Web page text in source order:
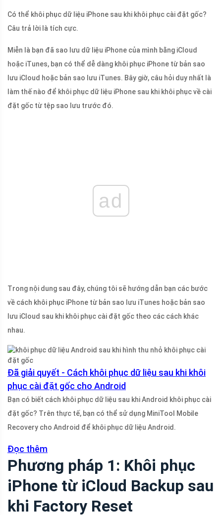
Có thể khôi phục dữ liệu iPhone sau khi khôi phục cài đặt gốc?
Câu trả lời là tích cực.
Miễn là bạn đã sao lưu dữ liệu iPhone của mình bằng iCloud
hoặc iTunes, bạn có thể dễ dàng khôi phục iPhone từ bản sao
lưu iCloud hoặc bản sao lưu iTunes. Bây giờ, câu hỏi duy nhất là
làm thế nào để khôi phục dữ liệu iPhone sau khi khôi phục về cài
đặt gốc từ tệp sao lưu trước đó.
ad
Trong nội dung sau đây, chúng tôi sẽ hướng dẫn bạn các bước
về cách khôi phục iPhone từ bản sao lưu iTunes hoặc bản sao
lưu iCloud sau khi khôi phục cài đặt gốc theo các cách khác
nhau.
Đã giải quyết - Cách khôi phục dữ liệu sau khi khôi
phục cài đặt gốc cho Android
Bạn có biết cách khôi phục dữ liệu sau khi Android khôi phục cài
đặt gốc? Trên thực tế, bạn có thể sử dụng MiniTool Mobile
Recovery cho Android để khôi phục dữ liệu Android.
Đọc thêm
Phương pháp 1: Khôi phục
iPhone từ iCloud Backup sau
khi Factory Reset